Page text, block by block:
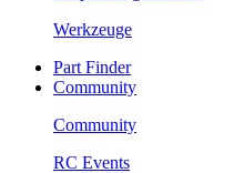
Werkzeuge
Part Finder
Community
Community
RC Events